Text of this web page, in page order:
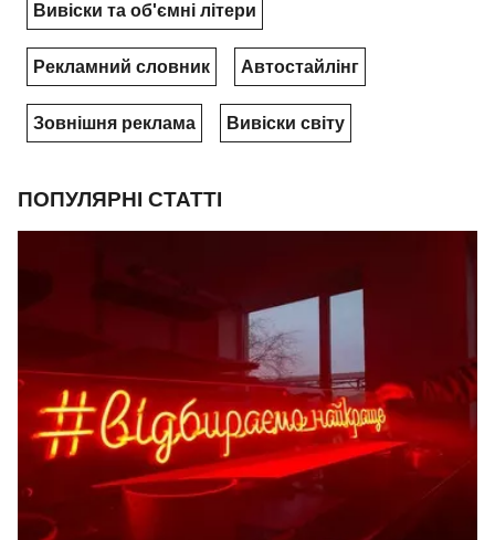
Вивіски та об'ємні літери
Рекламний словник Автостайлінг
Зовнішня реклама Вивіски світу
ПОПУЛЯРНІ СТАТТІ